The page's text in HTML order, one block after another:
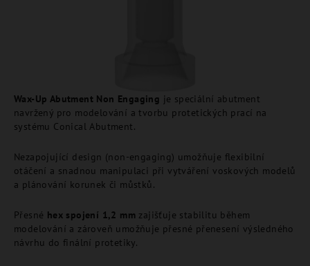
Wax-Up Abutment Non Engaging je speciální abutment
navržený pro modelování a tvorbu protetických prací na
systému Conical Abutment.
Nezapojující design (non-engaging) umožňuje flexibilní
otáčení a snadnou manipulaci při vytváření voskových modelů
a plánování korunek či můstků.
Přesné hex spojení 1,2 mm zajišťuje stabilitu během
modelování a zároveň umožňuje přesné přenesení výsledného
návrhu do finální protetiky.